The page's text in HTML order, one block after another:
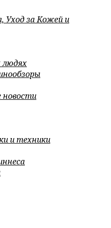
Уход за Кожей и
людях
новости
и техники